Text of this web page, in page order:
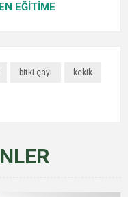
EĞİTİME
bitki çayı kekik